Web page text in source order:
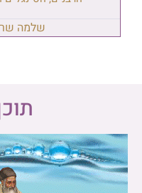
שלמה